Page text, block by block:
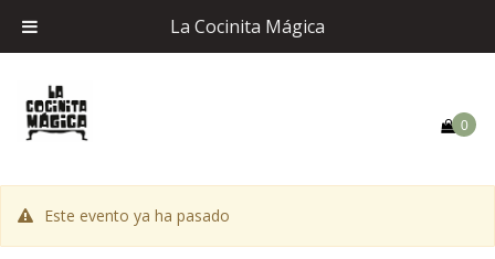
0
Este evento ya ha pasado
La Cocinita Mágica